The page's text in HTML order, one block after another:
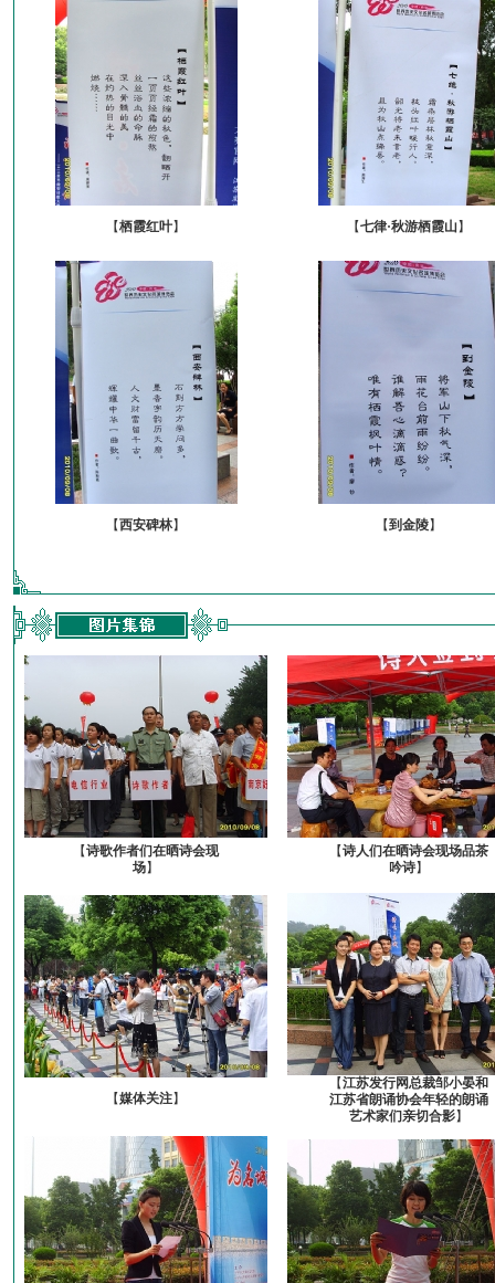
【栖霞红叶】 【七律·秋游栖霞山】
【西安碑林】 【到金陵】
【诗歌作者们在晒诗会现
场】
【诗人们在晒诗会现场品茶
吟诗】
【媒体关注】
【江苏发行网总裁邹小晏和
江苏省朗诵协会年轻的朗诵
艺术家们亲切合影】